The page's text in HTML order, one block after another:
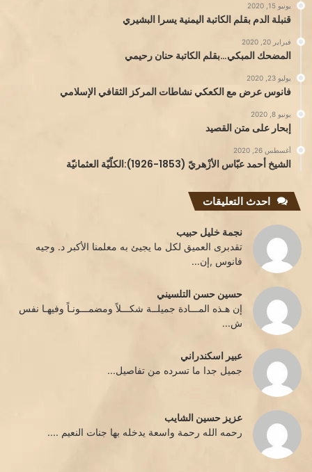
يونيو 15, 2020
قنبلة الدم بقلم الكاتبة اليمنية يسرا البشيري
فبراير 20, 2020
المضحك المبكي…بقلم الكاتبة حنان رحيمي
يوليو 23, 2020
فانوس عرض مع الكعكي نشاطات المركز الثقافي الإسلامي
يونيو 8, 2020
إبحار على متن القصيد
أغسطس 26, 2020
الشيخ أحمد عبّاس الأزْهريّ (1853-1926):الكلّيّة العثمانيّة
احدث التعليقات
نجمة خليل حبيب
تقدبرى العميق لكل ما يجيئ به معلمنا الأكبر د. وجيه
فانوس ,إن...
حسين حسن التلسيني
إن هـذه المـــادة جميلــة شكـــلاً ومضمـــونـاً وفيهـا نفس
ش...
عبير اسكندراني
جميل جدا ما تسرده من تفاصيل...
عزيز حسين الشايب
رحمه الله رحمة واسعة يدخله بها جنات النعيم ....